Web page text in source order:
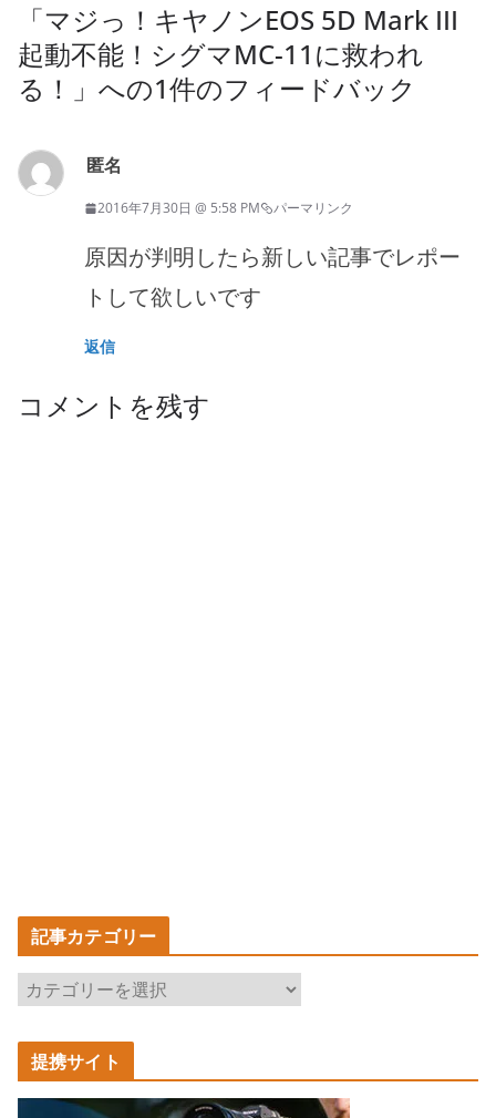
「マジっ！キヤノンEOS 5D Mark III
起動不能！シグマMC-11に救われ
る！ 」への1件のフィードバック
匿名
2016年7月30日 @ 5:58 PM パーマリンク
原因が判明したら新しい記事でレポー
トして欲しいです
返信
コメントを残す
記事カテゴリー
記
カ
テ
ゴ
提携サイト